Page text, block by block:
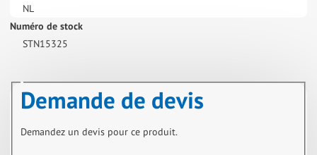
NL
Numéro de stock
STN15325
Demande de devis
Demandez un devis pour ce produit.